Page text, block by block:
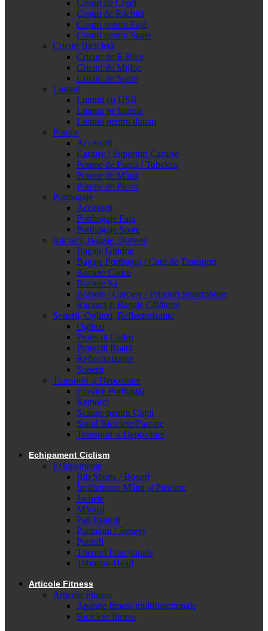
Cosuri de Copii
Coșuri de Răchită
Coșuri pentru Față
Coșuri pentru Spate
Cricuri Bicicletă
Cricuri de E-Bike
Cricuri de Mijloc
Cricuri de Spate
Lumini
Lumini cu USB
Lumini pe baterie
Lumini pentru dinam
Pompe
Accesorii
Cartușe / Suporturi Cartușe
Pompe de Furcă / Tubeless
Pompe de Mână
Pompe de Picior
Portbagaje
Accesorii
Portbagaje Față
Portbagaje Spate
Rucsaci, Bagaje, Borsete
Bagaje Ghidon
Bagaje Portbagaj / Cutii de Transport
Borsete Cadru
Borsete Șa
Borsete / Carcase / Prinderi Smartphone
Rucsaci și Bagaje Călătorie
Sonerii, Oglinzi, Reflectorizante
Oglinzi
Protecții Cadru
Protecții Roată
Reflectorizante
Sonerii
Transport și Depozitare
Elastice Portbagaj
Remorci
Scaune pentru Copii
Stand Biciclete/Parcare
Transport si Depozitare
Echipament Ciclism
Echipamente
Bib Shorts / Boxeri
Încălzitoare Mâini și Picioare
Jachete
Mănuși
Pad Pantofi
Pantaloni / Jerseys
Pantofi
Tricouri Funcționale
Tubulare-Head
Articole Fitness
Articole Fitness
Aparate fitness multifunctionale
Biciclete fitness